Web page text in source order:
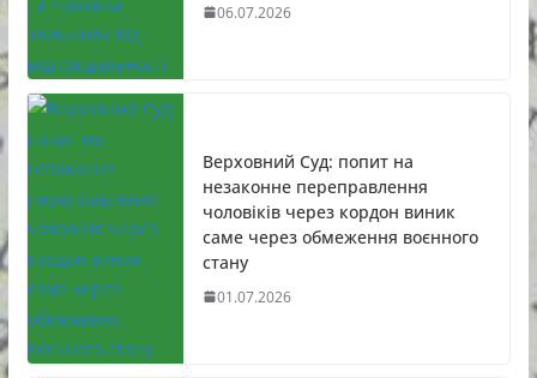
06.07.2026
Верховний Суд: попит на
незаконне переправлення
чоловіків через кордон виник
саме через обмеження воєнного
стану
01.07.2026